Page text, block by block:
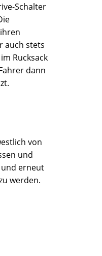
Schalter
auch stets
Rucksack
dann
von
und
und erneut
werden.